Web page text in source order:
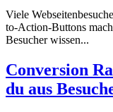
Viele
to-Action-Buttons
Besucher wissen...
Conversion
du aus